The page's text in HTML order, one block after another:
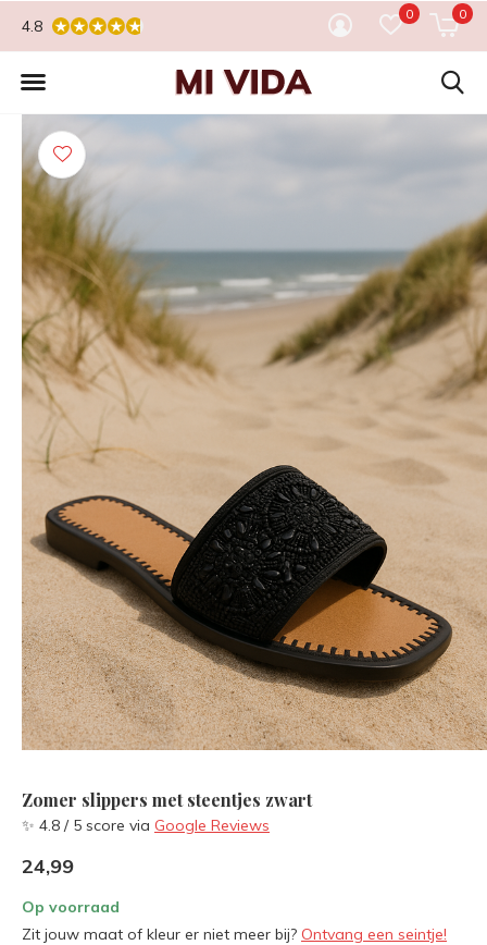
0 0
4.8
Zomer slippers met steentjes zwart
✨ 4.8 / 5 score via Google Reviews
24,99
Op voorraad
Zit jouw maat of kleur er niet meer bij? Ontvang een seintje!